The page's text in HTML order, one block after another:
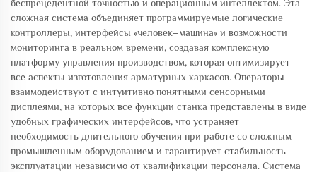
беспрецедентной точностью и операционным интеллектом. Эта
сложная система объединяет программируемые логические
контроллеры, интерфейсы «человек–машина» и возможности
мониторинга в реальном времени, создавая комплексную
платформу управления производством, которая оптимизирует
все аспекты изготовления арматурных каркасов. Операторы
взаимодействуют с интуитивно понятными сенсорными
дисплеями, на которых все функции станка представлены в виде
удобных графических интерфейсов, что устраняет
необходимость длительного обучения при работе со сложным
промышленным оборудованием и гарантирует стабильность
эксплуатации независимо от квалификации персонала. Система